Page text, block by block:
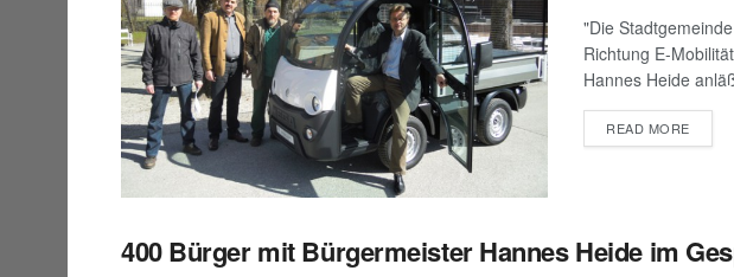
"Die
Richtung E-
Hannes Heide
READ MORE
BAD ISCHL
400 Bürger mit Bürgermeister Hannes Heide im